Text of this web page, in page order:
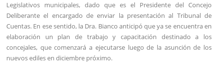
Legislativos municipales, dado que es el Presidente del Concejo
Deliberante el encargado de enviar la presentación al Tribunal de
Cuentas. En ese sentido, la Dra. Bianco anticipó que ya se encuentra en
elaboración un plan de trabajo y capacitación destinado a los
concejales, que comenzará a ejecutarse luego de la asunción de los
nuevos ediles en diciembre próximo.